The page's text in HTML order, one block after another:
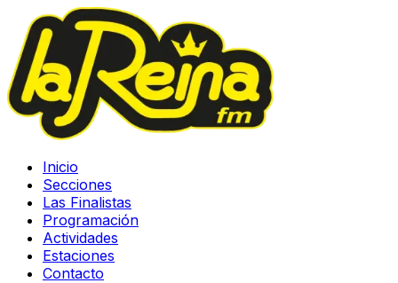
Inicio
Secciones
Las Finalistas
Programación
Actividades
Estaciones
Contacto